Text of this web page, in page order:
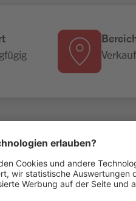
Verkauf
dir: Denn
bei uns arbeitest.
Group. Bundesweit